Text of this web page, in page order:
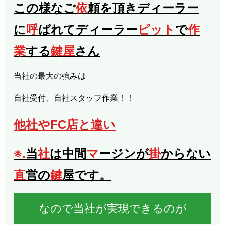
この様なご依頼を頂きディーラー
に呼ばれてディーラーピット で作
業する鍵屋さん
当社の最大の強みは
自社受付、自社スタッフ作業！！
他社やFC店と違い
※.当社は中間マージンが掛からない
直営の鍵屋です。
なので当社が実現できるのが